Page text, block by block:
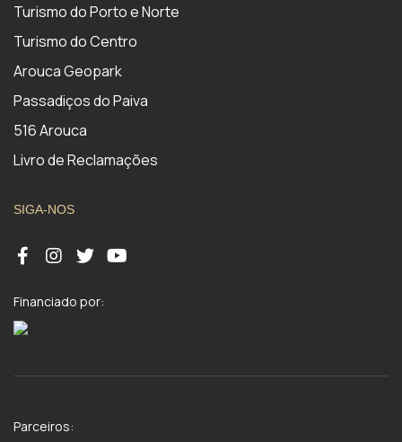
Turismo do Porto e Norte
Turismo do Centro
Arouca Geopark
Passadiços do Paiva
516 Arouca
Livro de Reclamações
SIGA-NOS
Financiado por:
Parceiros: